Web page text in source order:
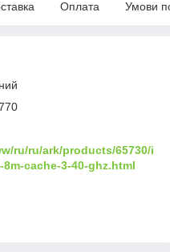
Оплата Умови
ru/ru/ark/products/65730/i
cache-3-40-ghz.html